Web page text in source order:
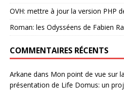
OVH: mettre à jour la version PHP
Roman: les Odysséens de Fabien
COMMENTAIRES RÉCENTS
Arkane dans Mon point de vue sur
présentation de Life Domus: un